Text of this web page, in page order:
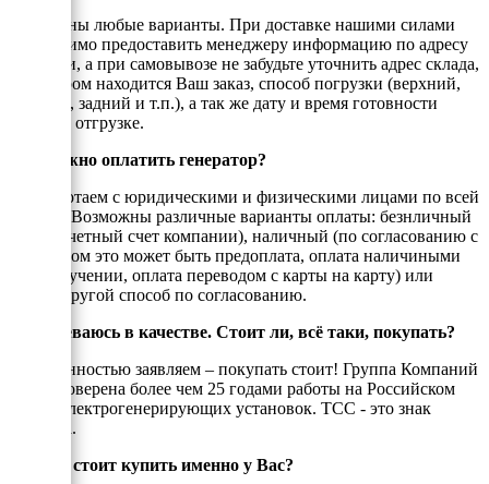
Возможны любые варианты. При доставке нашими силами
необходимо предоставить менеджеру информацию по адресу
доставки, а при самовывозе не забудьте уточнить адрес склада,
на котором находится Ваш заказ, способ погрузки (верхний,
боковой, задний и т.п.), а так же дату и время готовности
товара к отгрузке.
Как можно оплатить генератор?
Мы работаем с юридическими и физическими лицами по всей
России. Возможны различные варианты оплаты: безнличный
(на рассчетный счет компании), наличный (по согласованию с
енеджером это может быть предоплата, оплата наличиными
при получении, оплата переводом с карты на карту) или
любой другой способ по согласованию.
Я сомневаюсь в качестве. Стоит ли, всё таки, покупать?
С уверенностью заявляем – покупать стоит! Группа Компаний
ТСС проверена более чем 25 годами работы на Российском
рынке электрогенерирующих установок. ТСС - это знак
качества.
Почему стоит купить именно у Вас?